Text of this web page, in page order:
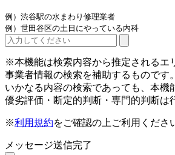
例）渋谷駅の水まわり修理業者
例）世田谷区の土日にやっている内科
※本機能は検索内容から推定されるエ
事業者情報の検索を補助するものです。
いかなる内容の検索であっても、本機
優劣評価・断定的判断・専門的判断は
※利用規約をご確認の上ご利用くださ
メッセージ送信完了